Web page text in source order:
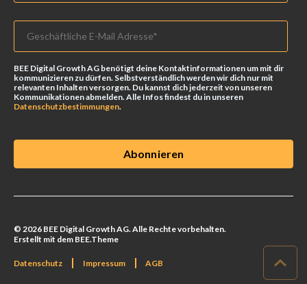
BEE Digital Growth AG benötigt deine Kontaktinformationen um mit dir
kommunizieren zu dürfen. Selbstverständlich werden wir dich nur mit
relevanten Inhalten versorgen. Du kannst dich jederzeit von unseren
Kommunikationen abmelden. Alle Infos findest du in unseren
Datenschutzbestimmungen.
© 2026 BEE Digital Growth AG. Alle Rechte vorbehalten.
Erstellt mit dem BEE.Theme
Datenschutz Impressum AGB